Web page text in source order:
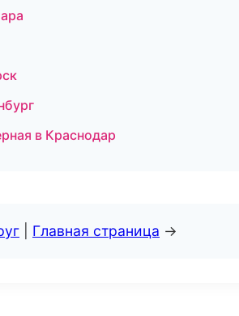
в Краснодар
Главная страница →